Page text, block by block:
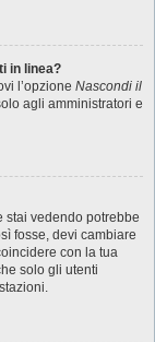
in linea?
l’opzione Nascondi il
agli amministratori e
stai vedendo potrebbe
fosse, devi cambiare
con la tua
solo gli utenti